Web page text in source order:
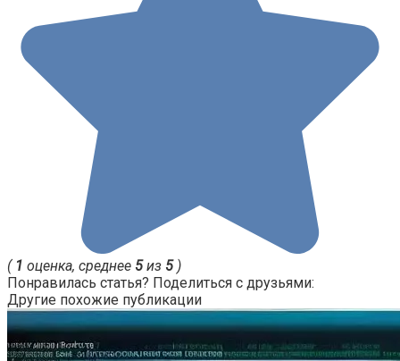
( 1 оценка, среднее 5из 5)
Понравилась статья? Поделиться с друзьями:
Другие похожие публикации